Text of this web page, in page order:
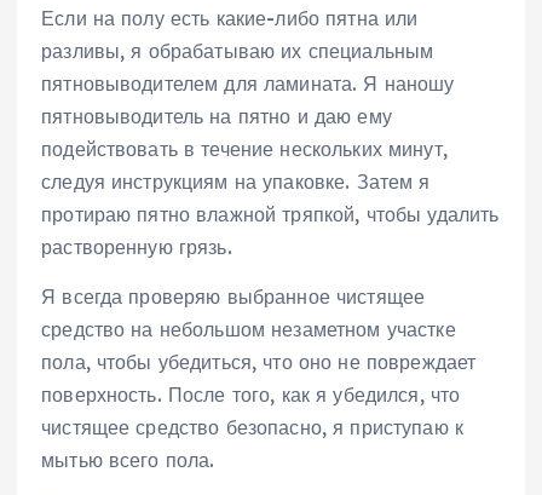
Если на полу есть какие-либо пятна или
разливы, я обрабатываю их специальным
пятновыводителем для ламината. Я наношу
пятновыводитель на пятно и даю ему
подействовать в течение нескольких минут,
следуя инструкциям на упаковке. Затем я
протираю пятно влажной тряпкой, чтобы удалить
растворенную грязь.
Я всегда проверяю выбранное чистящее
средство на небольшом незаметном участке
пола, чтобы убедиться, что оно не повреждает
поверхность. После того, как я убедился, что
чистящее средство безопасно, я приступаю к
мытью всего пола.